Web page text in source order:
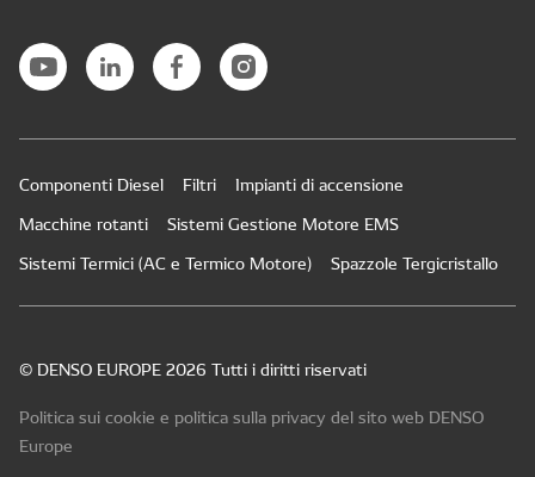
Componenti Diesel Filtri
Impianti di accensione
Macchine rotanti
Sistemi Gestione Motore EMS
Sistemi Termici (AC e Termico Motore)
Spazzole Tergicristallo
© DENSO EUROPE 2026 Tutti i diritti riservati
Politica sui cookie e politica sulla privacy del sito web DENSO
Europe